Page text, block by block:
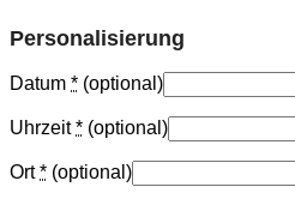
Personalisierung
Datum * (optional)
Uhrzeit* (optional)
Ort* (optional)